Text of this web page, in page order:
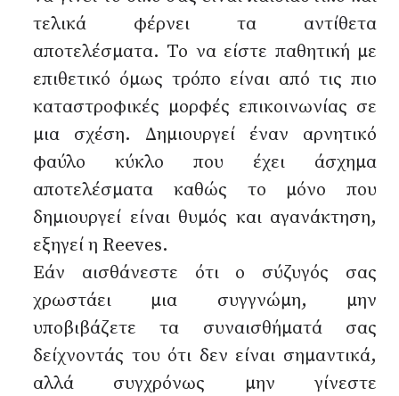
τελικά φέρνει τα αντίθετα
αποτελέσματα. Το να είστε παθητική με
επιθετικό όμως τρόπο είναι από τις πιο
καταστροφικές μορφές επικοινωνίας σε
μια σχέση. Δημιουργεί έναν αρνητικό
φαύλο κύκλο που έχει άσχημα
αποτελέσματα καθώς το μόνο που
δημιουργεί είναι θυμός και αγανάκτηση,
εξηγεί η Reeves.
Εάν αισθάνεστε ότι ο σύζυγός σας
χρωστάει μια συγγνώμη, μην
υποβιβάζετε τα συναισθήματά σας
δείχνοντάς του ότι δεν είναι σημαντικά,
αλλά συγχρόνως μην γίνεστε